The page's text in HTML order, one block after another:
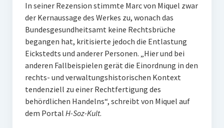
In seiner Rezension stimmte Marc von Miquel zwar
der Kernaussage des Werkes zu, wonach das
Bundesgesundheitsamt keine Rechtsbrüche
begangen hat, kritisierte jedoch die Entlastung
Eickstedts und anderer Personen. „Hier und bei
anderen Fallbeispielen gerät die Einordnung in den
rechts- und verwaltungshistorischen Kontext
tendenziell zu einer Rechtfertigung des
behördlichen Handelns“, schreibt von Miquel auf
dem Portal H-Soz-Kult.